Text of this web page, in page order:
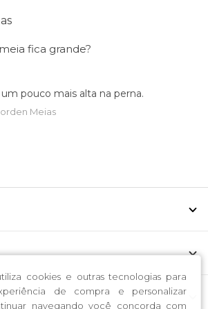
cookies e outras tecnologias para
de compra e personalizar
navegando você concorda com
fica grande?
pouco mais alta na perna.
Meias